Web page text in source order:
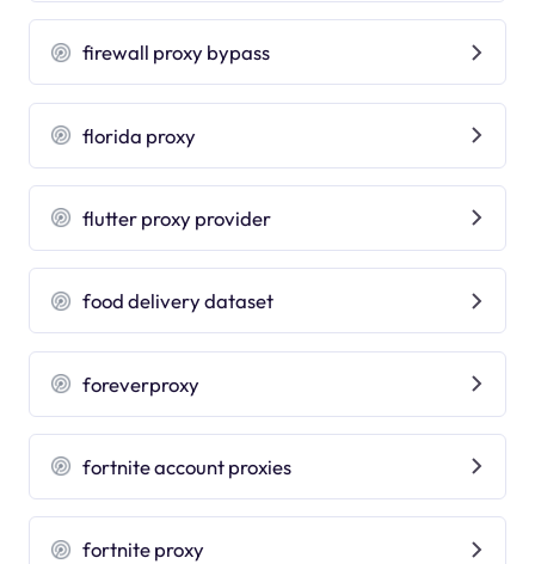
firewall proxy bypass
florida proxy
flutter proxy provider
food delivery dataset
foreverproxy
fortnite account proxies
fortnite proxy